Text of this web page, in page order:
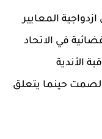
المعايير
في الاتحاد
الأندية
الصمت حينما يتعلق